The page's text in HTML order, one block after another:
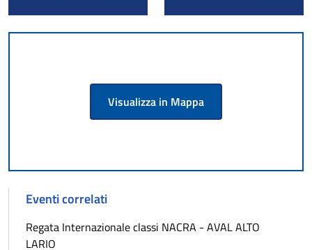
Visualizza in Mappa
Eventi correlati
Regata Internazionale classi NACRA - AVAL ALTO
LARIO